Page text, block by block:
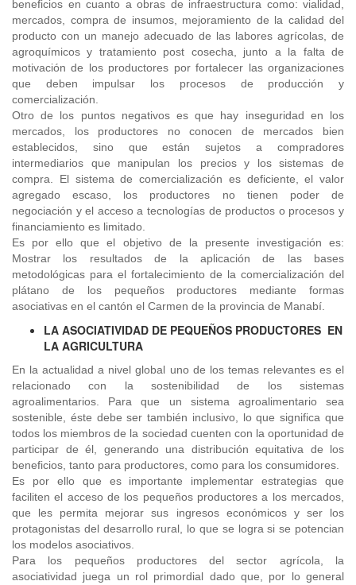
beneficios en cuanto a obras de infraestructura como: vialidad,
mercados, compra de insumos, mejoramiento de la calidad del
producto con un manejo adecuado de las labores agrícolas, de
agroquímicos y tratamiento post cosecha, junto a la falta de
motivación de los productores por fortalecer las organizaciones
que deben impulsar los procesos de producción y
comercialización.
Otro de los puntos negativos es que hay inseguridad en los
mercados, los productores no conocen de mercados bien
establecidos, sino que están sujetos a compradores
intermediarios que manipulan los precios y los sistemas de
compra. El sistema de comercialización es deficiente, el valor
agregado escaso, los productores no tienen poder de
negociación y el acceso a tecnologías de productos o procesos y
financiamiento es limitado.
Es por ello que el objetivo de la presente investigación es:
Mostrar los resultados de la aplicación de las bases
metodológicas para el fortalecimiento de la comercialización del
plátano de los pequeños productores mediante formas
asociativas en el cantón el Carmen de la provincia de Manabí.
LA ASOCIATIVIDAD DE PEQUEÑOS PRODUCTORES EN
LA AGRICULTURA
En la actualidad a nivel global uno de los temas relevantes es el
relacionado con la sostenibilidad de los sistemas
agroalimentarios. Para que un sistema agroalimentario sea
sostenible, éste debe ser también inclusivo, lo que significa que
todos los miembros de la sociedad cuenten con la oportunidad de
participar de él, generando una distribución equitativa de los
beneficios, tanto para productores, como para los consumidores.
Es por ello que es importante implementar estrategias que
faciliten el acceso de los pequeños productores a los mercados,
que les permita mejorar sus ingresos económicos y ser los
protagonistas del desarrollo rural, lo que se logra si se potencian
los modelos asociativos.
Para los pequeños productores del sector agrícola, la
asociatividad juega un rol primordial dado que, por lo general